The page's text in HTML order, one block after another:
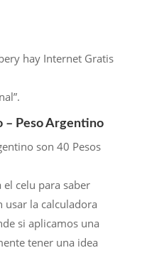
hay Internet Gratis
– Peso Argentino
son 40 Pesos
el celu para saber
la calculadora
si aplicamos una
tener una idea